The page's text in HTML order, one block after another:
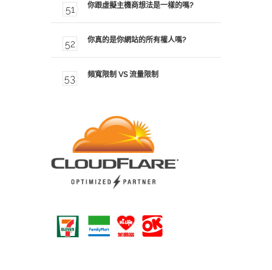
你跟虛擬主機商想法是一樣的嗎?
你真的是你網站的所有權人嗎?
頻寬限制 VS 流量限制